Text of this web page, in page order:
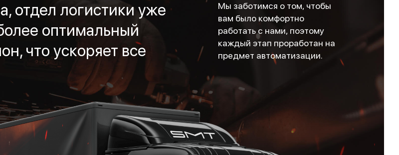
отдел логистики уже
оптимальный
что ускоряет все
Мы заботимся о том, чтобы
вам было комфортно
работать с нами, поэтому
каждый этап проработан на
предмет автоматизации.